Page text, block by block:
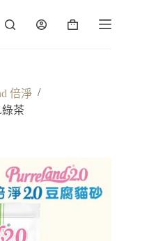
購
倍淨 /
綠茶